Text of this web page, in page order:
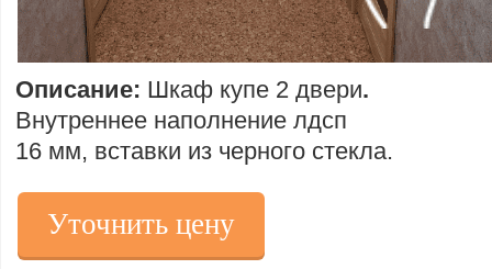
Уточнить цену
Описание: Шкаф купе 2 двери.
Внутреннее наполнение лдсп
16 мм, вставки из черного стекла.